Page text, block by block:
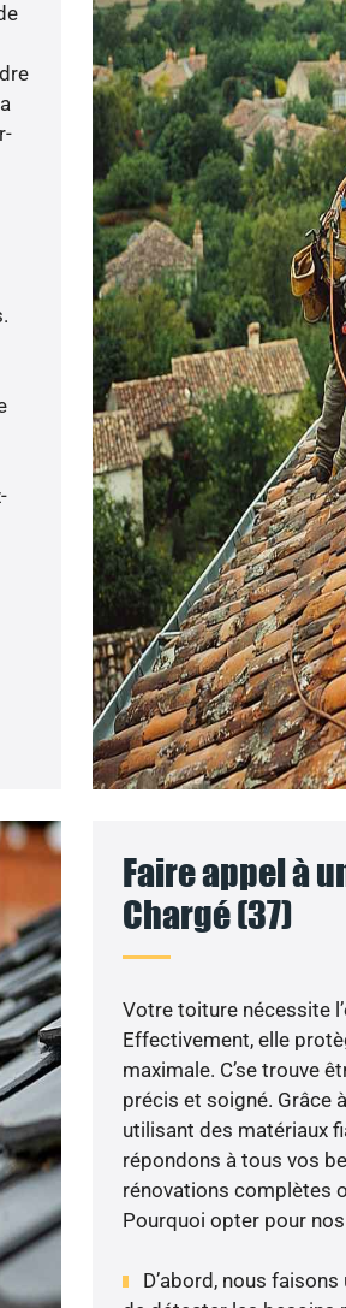
Faire appel à
Chargé (37)
Votre toiture nécessite
Effectivement, elle
maximale. C’se trouve
précis et soigné. Grâce
utilisant des matériaux
répondons à tous vos
rénovations complètes
Pourquoi opter pour
D’abord, nous